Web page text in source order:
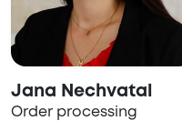
Jana Nechvatal
Order processing